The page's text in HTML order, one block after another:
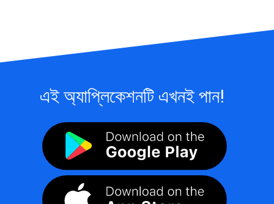
এই অ্যাপ্লিকেশনটি এখনই পান!